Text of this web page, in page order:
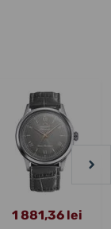
1 881,36 lei